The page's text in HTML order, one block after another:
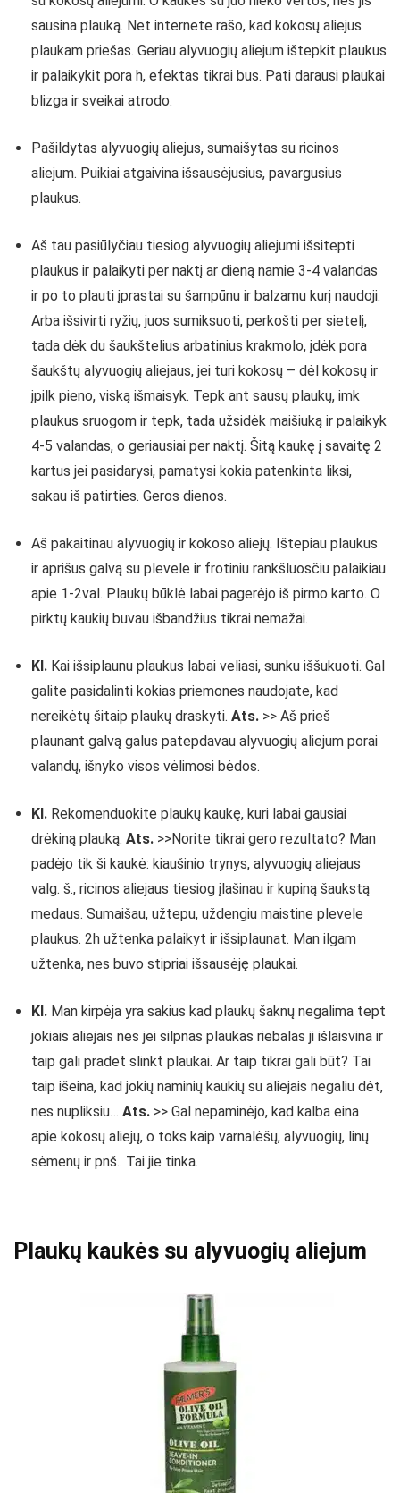
sausina plauką. Net internete rašo, kad kokosų aliejus
plaukam priešas. Geriau alyvuogių aliejum ištepkit plaukus
ir palaikykit pora h, efektas tikrai bus. Pati darausi plaukai
blizga ir sveikai atrodo.
Pašildytas alyvuogių aliejus, sumaišytas su ricinos
aliejum. Puikiai atgaivina išsausėjusius, pavargusius
plaukus.
Aš tau pasiūlyčiau tiesiog alyvuogių aliejumi išsitepti
plaukus ir palaikyti per naktį ar dieną namie 3-4 valandas
ir po to plauti įprastai su šampūnu ir balzamu kurį naudoji.
Arba išsivirti ryžių, juos sumiksuoti, perkošti per sietelį,
tada dėk du šaukštelius arbatinius krakmolo, įdėk pora
šaukštų alyvuogių aliejaus, jei turi kokosų – dėl kokosų ir
įpilk pieno, viską išmaisyk. Tepk ant sausų plaukų, imk
plaukus sruogom ir tepk, tada užsidėk maišiuką ir palaikyk
4-5 valandas, o geriausiai per naktį. Šitą kaukę į savaitę 2
kartus jei pasidarysi, pamatysi kokia patenkinta liksi,
sakau iš patirties. Geros dienos.
Aš pakaitinau alyvuogių ir kokoso aliejų. Ištepiau plaukus
ir aprišus galvą su plevele ir frotiniu rankšluosčiu palaikiau
apie 1-2val. Plaukų būklė labai pagerėjo iš pirmo karto. O
pirktų kaukių buvau išbandžius tikrai nemažai.
Kl. Kai išsiplaunu plaukus labai veliasi, sunku iššukuoti. Gal
galite pasidalinti kokias priemones naudojate, kad
nereikėtų šitaip plaukų draskyti. Ats. >> Aš prieš
plaunant galvą galus patepdavau alyvuogių aliejum porai
valandų, išnyko visos vėlimosi bėdos.
Kl. Rekomenduokite plaukų kaukę, kuri labai gausiai
drėkiną plauką. Ats. >>Norite tikrai gero rezultato? Man
padėjo tik ši kaukė: kiaušinio trynys, alyvuogių aliejaus
valg. š., ricinos aliejaus tiesiog įlašinau ir kupiną šaukstą
medaus. Sumaišau, užtepu, uždengiu maistine plevele
plaukus. 2h užtenka palaikyt ir išsiplaunat. Man ilgam
užtenka, nes buvo stipriai išsausėję plaukai.
Kl. Man kirpėja yra sakius kad plaukų šaknų negalima tept
jokiais aliejais nes jei silpnas plaukas riebalas ji išlaisvina ir
taip gali pradet slinkt plaukai. Ar taip tikrai gali būt? Tai
taip išeina, kad jokių naminių kaukių su aliejais negaliu dėt,
nes nupliksiu… Ats. >> Gal nepaminėjo, kad kalba eina
apie kokosų aliejų, o toks kaip varnalėšų, alyvuogių, linų
sėmenų ir pnš.. Tai jie tinka.
Plaukų kaukės su alyvuogių aliejum